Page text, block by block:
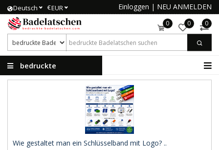
Deutsch €EUR Einloggen | NEU ANMELDEN
0 0 0
bedruckte
Wie gestaltet man ein Schlüsselband mit Logo? ..